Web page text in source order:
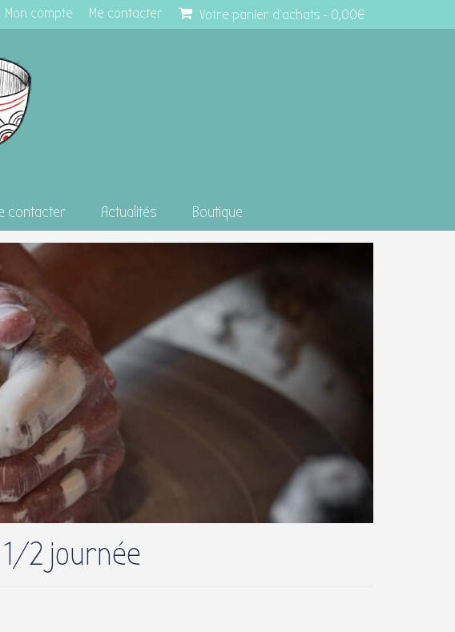
Mon compte Me contacter Votre panier d'achats - 0,00€
contacter Actualités Boutique
2 journée